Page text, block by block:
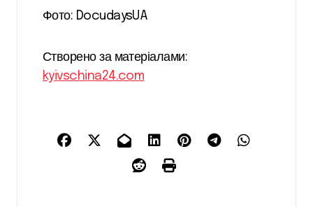
Фото: DocudaysUA
Створено за матеріалами:
kyivschina24.com